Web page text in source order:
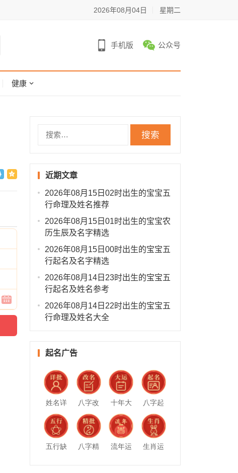
2026年08月04日 星期二
手机版 公众号
健康
近期文章
2026年08月15日02时出生的宝宝五
行命理及姓名推荐
2026年08月15日01时出生的宝宝农
历生辰及名字精选
2026年08月15日00时出生的宝宝五
行起名及名字精选
2026年08月14日23时出生的宝宝五
行起名及姓名参考
2026年08月14日22时出生的宝宝五
行命理及姓名大全
起名广告
姓名详
批
八字改
名
十年大
运
八字起
名
五行缺
八字精
流年运
生肖运